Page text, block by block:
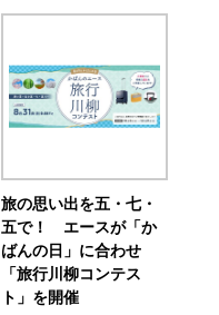
旅の思い出を五・七・
五で！ エースが「か
ばんの日」に合わせ
「旅行川柳コンテス
ト」を開催